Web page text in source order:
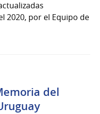
2020, por el Equipo de
del